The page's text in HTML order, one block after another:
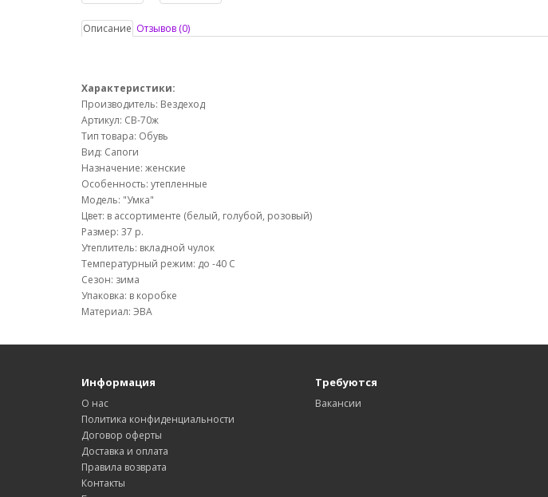
Описание Отзывов (0)
Характеристики:
Производитель: Вездеход
Артикул: СВ-70ж
Тип товара: Обувь
Вид: Сапоги
Назначение: женские
Особенность: утепленные
Модель: "Умка"
Цвет: в ассортименте (белый, голубой, розовый)
Размер: 37 р.
Утеплитель: вкладной чулок
Температурный режим: до -40 С
Сезон: зима
Упаковка: в коробке
Материал: ЭВА
Информация
О нас
Политика конфиденциальности
Договор оферты
Доставка и оплата
Правила возврата
Контакты
Требуются
Вакансии